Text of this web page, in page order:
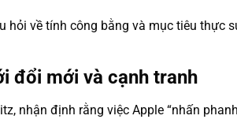
về tính công bằng và mục tiêu thực
đổi mới và cạnh tranh
nhận định rằng việc Apple “nhấn